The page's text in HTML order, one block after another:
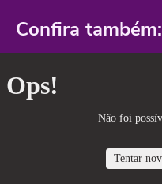
Confira também: